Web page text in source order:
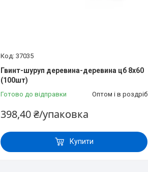
37035
Гвинт-шуруп деревина-деревина цб 8х60
(100шт)
Готово до відправки Оптом і в роздріб
398,40 ₴/упаковка
Купити